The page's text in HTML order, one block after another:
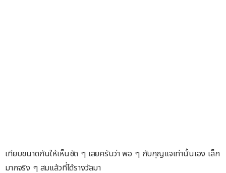
เทียบขนาดกันให้เห็นชัด ๆ เลยครับว่า พอ ๆ กับกุญแจเท่านั้นเอง เล็ก
มากจริง ๆ สมแล้วที่ได้รางวัลมา